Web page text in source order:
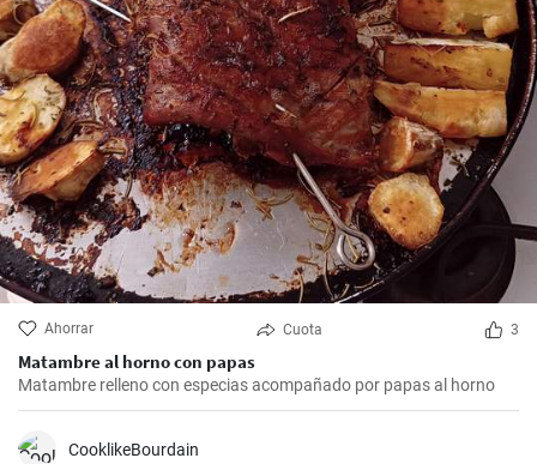
Ahorrar Cuota 3
Matambre al horno con papas
Matambre relleno con especias acompañado por papas al horno
CooklikeBourdain